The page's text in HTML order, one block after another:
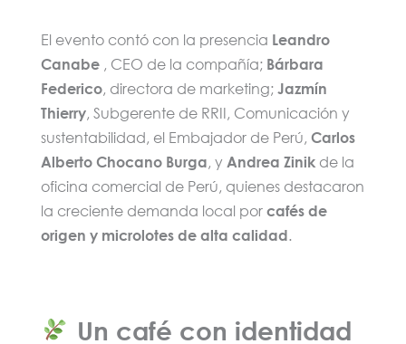
El evento contó con la presencia Leandro
Canabe, CEO de la compañía; Bárbara
Federico, directora de marketing; Jazmín
Thierry, Subgerente de RRII, Comunicación y
sustentabilidad, el Embajador de Perú, Carlos
Alberto Chocano Burga, y Andrea Zinikde la
oficina comercial de Perú, quienes destacaron
la creciente demanda local por cafés de
origen y microlotes de alta calidad.
Un café con identidad